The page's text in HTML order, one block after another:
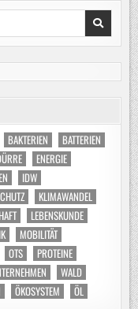
BAKTERIEN
BATTERIEN
ENERGIE
IDW
KLIMAWANDEL
LEBENSKUNDE
MOBILITÄT
OTS
PROTEINE
WALD
ÖKOSYSTEM ÖL